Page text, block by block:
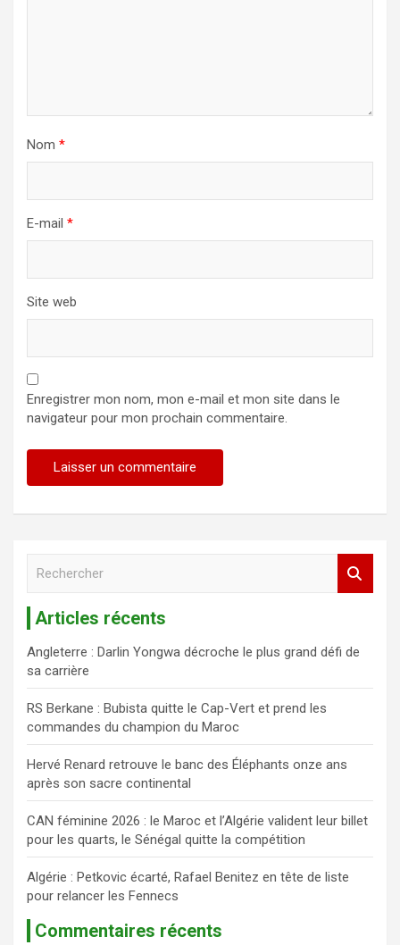
Nom *
E-mail *
Site web
Enregistrer mon nom, mon e-mail et mon site dans le
navigateur pour mon prochain commentaire.
r
c
h
e
r
Articles récents
Angleterre : Darlin Yongwa décroche le plus grand défi de
sa carrière
RS Berkane : Bubista quitte le Cap-Vert et prend les
commandes du champion du Maroc
Hervé Renard retrouve le banc des Éléphants onze ans
après son sacre continental
CAN féminine 2026 : le Maroc et l’Algérie valident leur billet
pour les quarts, le Sénégal quitte la compétition
Algérie : Petkovic écarté, Rafael Benitez en tête de liste
pour relancer les Fennecs
Commentaires récents